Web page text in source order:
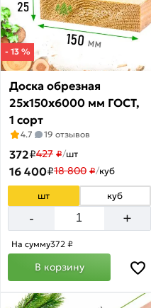
- 13 %
Доска обрезная
25х150х6000 мм ГОСТ,
1 сорт
4.7 19 отзывов
372₽427 ₽/шт
16 400₽18 800 ₽/куб
шт куб
- +
На сумму372 ₽
В корзину